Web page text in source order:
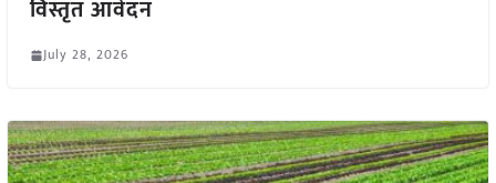
विस्तृत आवेदन
July 28, 2026